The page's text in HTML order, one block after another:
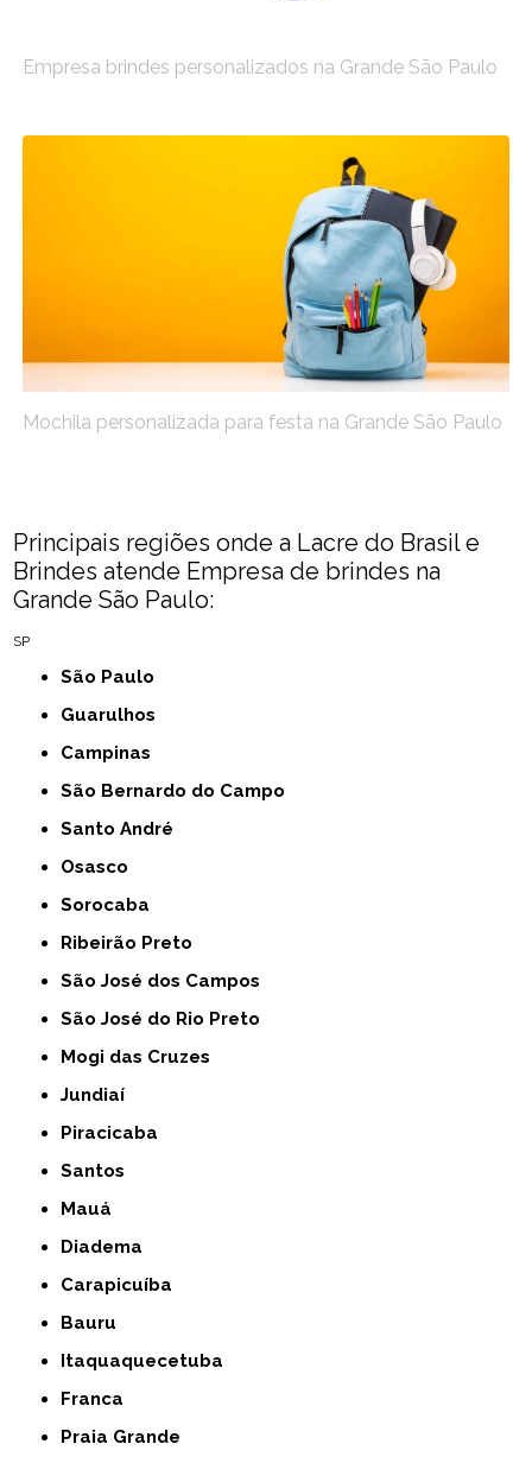
Empresa brindes personalizados na Grande São Paulo
Mochila personalizada para festa na Grande São Paulo
Principais regiões onde a Lacre do Brasil e
Brindes atende Empresa de brindes na
Grande São Paulo:
SP
São Paulo
Guarulhos
Campinas
São Bernardo do Campo
Santo André
Osasco
Sorocaba
Ribeirão Preto
São José dos Campos
São José do Rio Preto
Mogi das Cruzes
Jundiaí
Piracicaba
Santos
Mauá
Diadema
Carapicuíba
Bauru
Itaquaquecetuba
Franca
Praia Grande